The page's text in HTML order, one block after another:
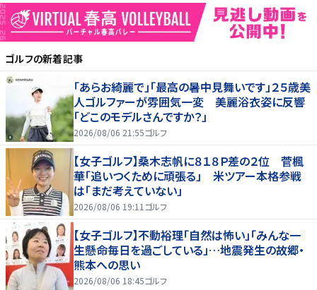
ゴルフの新着記事
「あらお綺麗で」「最高の暑中見舞いです」２５歳美
人ゴルファーが雰囲気一変 美麗浴衣姿に反響
「どこのモデルさんですか？」
2026/08/06 21:55ゴルフ
【女子ゴルフ】桑木志帆に８１８Ｐ差の２位 菅楓
華「追いつくために頑張る」 米ツアー本格参戦
は「まだ考えていない」
2026/08/06 19:11 ゴルフ
【女子ゴルフ】不動裕理「自然は怖い」「みんな一
生懸命毎日を過ごしている」…地震発生の故郷・
熊本への思い
2026/08/06 18:45ゴルフ